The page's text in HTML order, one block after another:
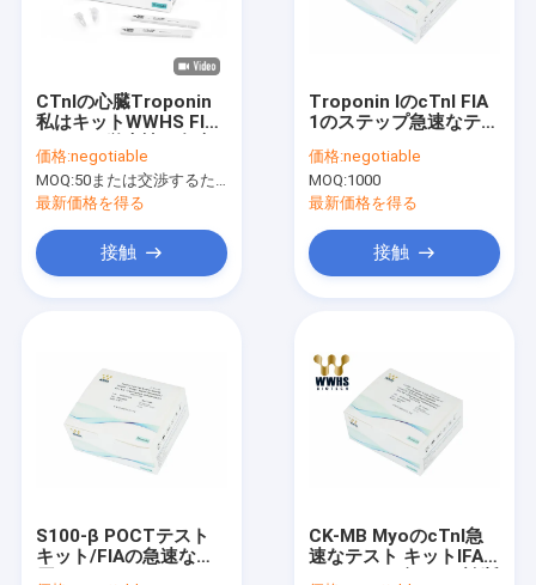
私達について
工場旅行
CTnIの心臓Troponin
私はキットWWHS FIA
学的検定をテストする
価格:negotiable
MOQ:50または交渉するため
最新価格を得る
接触
Troponin IのcTnI FIA
1のステップ急速なテス
価格:negotiable
MOQ:1000
最新価格を得る
接触
S100-β POCTテスト
キット/FIAの急速な抗
CK-MB MyoのcTnI急
速なテスト キットIFA